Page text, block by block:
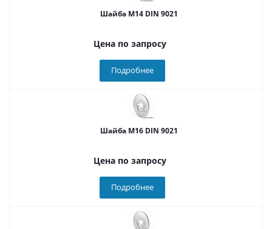
Шайба М14 DIN 9021
Цена по запросу
Подробнее
Шайба М16 DIN 9021
Цена по запросу
Подробнее